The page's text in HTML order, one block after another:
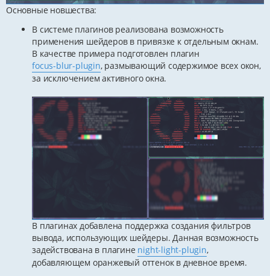
Основные новшества:
В системе плагинов реализована возможность
применения шейдеров в привязке к отдельным окнам.
В качестве примера подготовлен плагин
focus-blur-plugin, размывающий содержимое всех окон,
за исключением активного окна.
В плагинах добавлена поддержка создания фильтров
вывода, использующих шейдеры. Данная возможность
задействована в плагине night-light-plugin,
добавляющем оранжевый оттенок в дневное время.